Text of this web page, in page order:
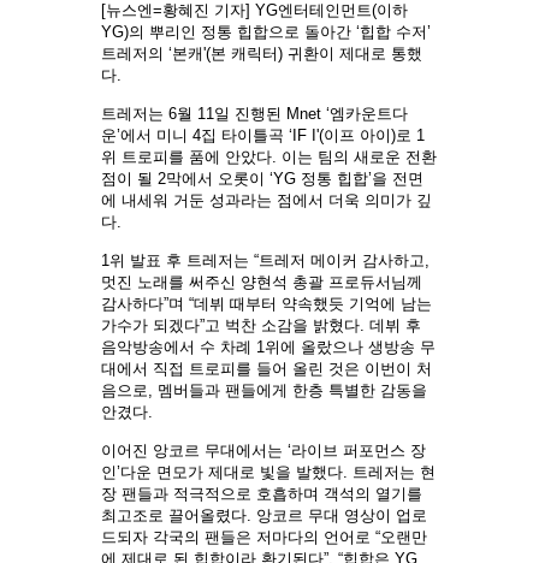
[뉴스엔=황혜진 기자] YG엔터테인먼트(이하
YG)의 뿌리인 정통 힙합으로 돌아간 ‘힙합 수저’
트레저의 ‘본캐'(본 캐릭터) 귀환이 제대로 통했
다.
트레저는 6월 11일 진행된 Mnet ‘엠카운트다
운’에서 미니 4집 타이틀곡 ‘IF I'(이프 아이)로 1
위 트로피를 품에 안았다. 이는 팀의 새로운 전환
점이 될 2막에서 오롯이 ‘YG 정통 힙합’을 전면
에 내세워 거둔 성과라는 점에서 더욱 의미가 깊
다.
1위 발표 후 트레저는 “트레저 메이커 감사하고,
멋진 노래를 써주신 양현석 총괄 프로듀서님께
감사하다”며 “데뷔 때부터 약속했듯 기억에 남는
가수가 되겠다”고 벅찬 소감을 밝혔다. 데뷔 후
음악방송에서 수 차례 1위에 올랐으나 생방송 무
대에서 직접 트로피를 들어 올린 것은 이번이 처
음으로, 멤버들과 팬들에게 한층 특별한 감동을
안겼다.
이어진 앙코르 무대에서는 ‘라이브 퍼포먼스 장
인’다운 면모가 제대로 빛을 발했다. 트레저는 현
장 팬들과 적극적으로 호흡하며 객석의 열기를
최고조로 끌어올렸다. 앙코르 무대 영상이 업로
드되자 각국의 팬들은 저마다의 언어로 “오랜만
에 제대로 된 힙합이라 환기된다”, “힙합은 YG